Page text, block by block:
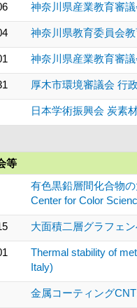
神奈川県産業教育審
神奈川県教育委員会
神奈川県産業教育審議
厚木市環境審議会 行
日本学術振興会 炭素
等
有色黒鉛層間化合物
Center for Color
大面積二層グラフェ
Thermal stability of
Italy)
金属コーティング